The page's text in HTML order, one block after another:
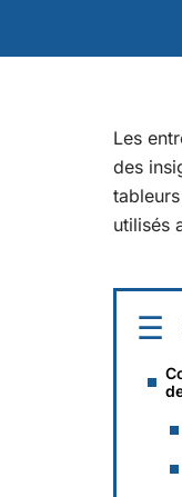
Les
des
utilisés